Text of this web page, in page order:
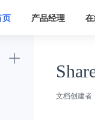
页 产品经理
文档创建者